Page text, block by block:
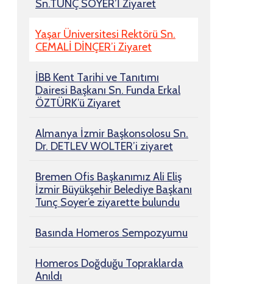
Sn.TUNÇ SOYER’İ Ziyaret
Yaşar Üniversitesi Rektörü Sn.
CEMALİ DİNÇER’i Ziyaret
İBB Kent Tarihi ve Tanıtımı
Dairesi Başkanı Sn. Funda Erkal
ÖZTÜRK’ü Ziyaret
Almanya İzmir Başkonsolosu Sn.
Dr. DETLEV WOLTER’i ziyaret
Bremen Ofis Başkanımız Ali Eliş
İzmir Büyükşehir Belediye Başkanı
Tunç Soyer’e ziyarette bulundu
Basında Homeros Sempozyumu
Homeros Doğduğu Topraklarda
Anıldı